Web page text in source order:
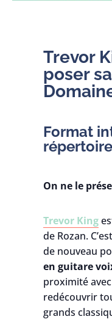
Trevor
poser
Format
On ne le
Trevor King
de Rozan.
de nouveau
en guitare
proximité
redécouvrir
grands